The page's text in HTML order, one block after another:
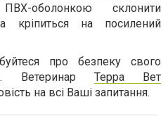
оболонкою склонити
кріпиться на посилений
про безпеку свого
Ветеринар Терра Вет
на всі Ваші запитання.